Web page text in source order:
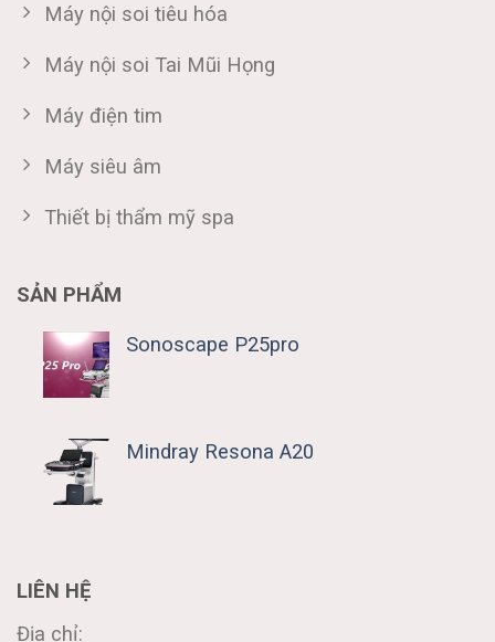
Máy nội soi tiêu hóa
Máy nội soi Tai Mũi Họng
Máy điện tim
Máy siêu âm
Thiết bị thẩm mỹ spa
SẢN PHẨM
Sonoscape P25pro
Mindray Resona A20
LIÊN HỆ
Địa chỉ: